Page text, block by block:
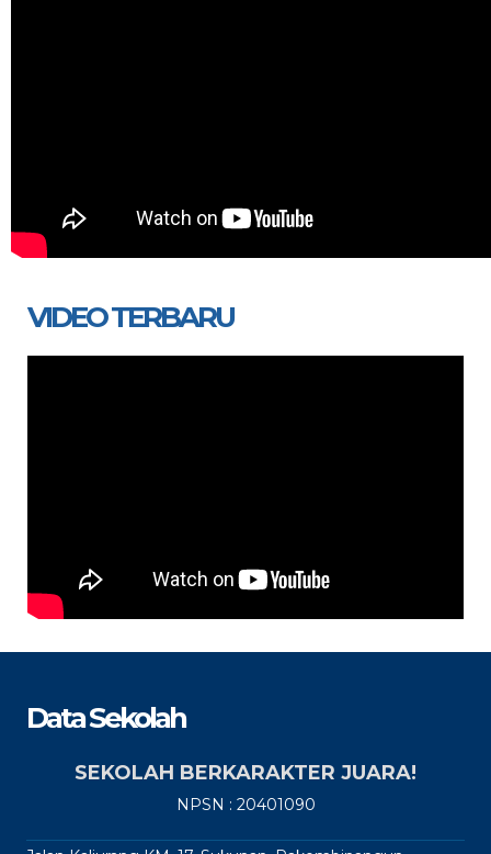
VIDEO TERBARU
Data Sekolah
SEKOLAH BERKARAKTER JUARA!
NPSN : 20401090